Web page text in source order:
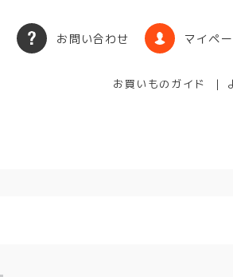
お問い合わせ マイペ
お買いものガイド